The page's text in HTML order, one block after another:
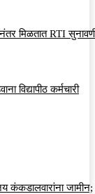
मिळतात RTI
विद्यापीठ कर्मचारी
कंकडालवारांना जामीन;